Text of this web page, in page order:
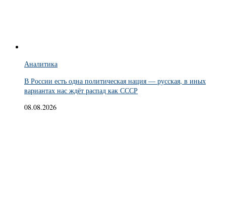
Аналитика
В России есть одна политическая нация — русская, в иных
вариантах нас ждёт распад как СССР
08.08.2026